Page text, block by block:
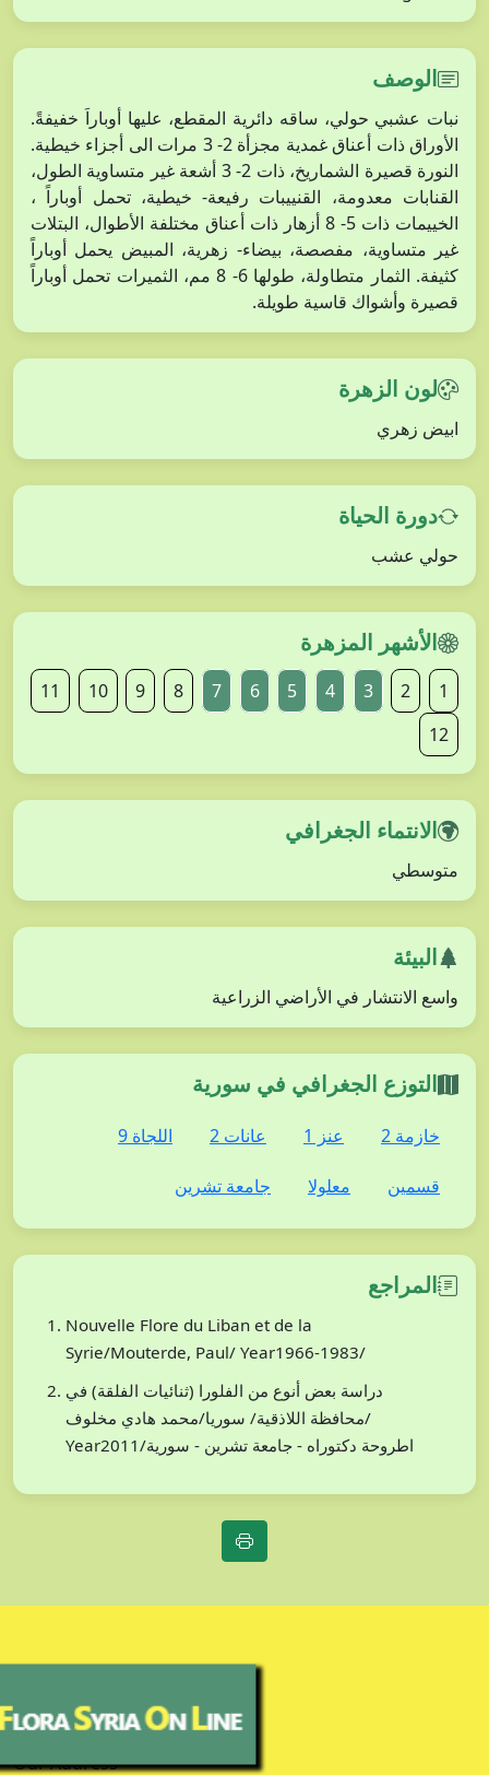
الوصف
نبات عشبي حولي، ساقه دائرية المقطع، عليها أوباراَ خفيفةً.
الأوراق ذات أعناق غمدية مجزأة 2- 3 مرات الى أجزاء خيطية.
النورة قصيرة الشماريخ، ذات 2- 3 أشعة غير متساوية الطول،
القنابات معدومة، القنييبات رفيعة- خيطية، تحمل أوباراً ،
الخييمات ذات 5- 8 أزهار ذات أعناق مختلفة الأطوال، البتلات
غير متساوية، مفصصة، بيضاء- زهرية، المبيض يحمل أوباراً
كثيفة. الثمار متطاولة، طولها 6- 8 مم، الثميرات تحمل أوباراً
قصيرة وأشواك قاسية طويلة.
لون الزهرة
ابيض زهري
دورة الحياة
حولي عشب
الأشهر المزهرة
1
2
3
4
5
6
7
8
9
10
11
12
الانتماء الجغرافي
متوسطي
البيئة
واسع الانتشار في الأراضي الزراعية
التوزع الجغرافي في سورية
خازمة 2 عنز 1 عانات 2 اللجاة 9
قسمين معلولا جامعة تشرين
المراجع
Nouvelle Flore du Liban et de la
Syrie/Mouterde, Paul/ Year1966-1983/
دراسة بعض أنوع من الفلورا (ثنائيات الفلقة) في
محافظة اللاذقية/ سوريا/محمد هادي مخلوف/
Year2011/اطروحة دكتوراه - جامعة تشرين - سورية
Our Address